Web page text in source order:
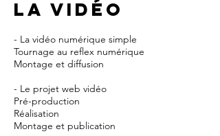
LA VIDÉO
- La vidéo numérique simple
Tournage au reflex numérique
Montage et diffusion
- Le projet web vidéo
Pré-production
Réalisation
Montage et publication